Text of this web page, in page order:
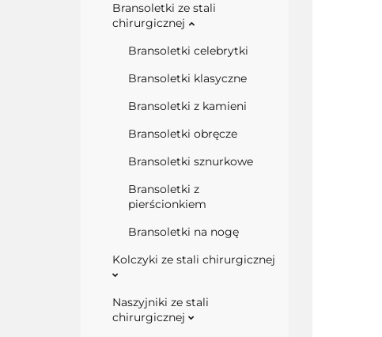
Bransoletki ze stali
chirurgicznej
Bransoletki celebrytki
Bransoletki klasyczne
Bransoletki z kamieni
Bransoletki obręcze
Bransoletki sznurkowe
Bransoletki z
pierścionkiem
Bransoletki na nogę
Kolczyki ze stali chirurgicznej
Naszyjniki ze stali
chirurgicznej